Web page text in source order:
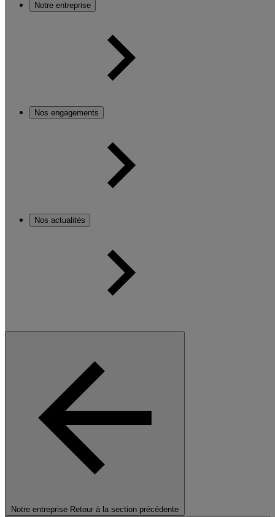
Notre entreprise
Nos engagements
Nos actualités
Notre entreprise Retour à la section précédente